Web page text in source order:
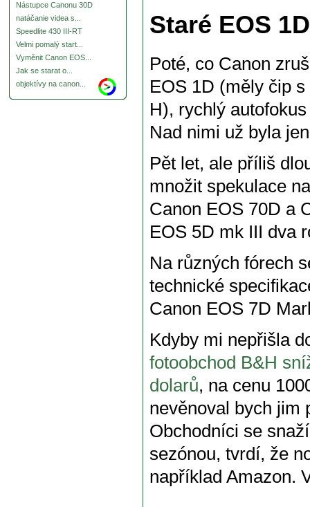
Nástupce Canonu 30D
natáčanie videa s...
Speedlite 430 III-RT
Velmi pomalý start...
Vyměnit Canon EOS...
Jak se starat o...
objektívy na canon...
Staré EOS
Poté, co Canon
EOS 1D (měly čip
H), rychlý
Nad nimi už byla
Pět let, ale příliš
množit spekulace
Canon EOS 70D a
EOS 5D mk III dva
Na různých fórech
technické
Canon EOS 7D
Kdyby mi nepřišla
fotoobchod B&H
dolarů, na cenu
nevěnoval bych jim
Obchodníci se
sezónou, tvrdí, že
například Amazon.